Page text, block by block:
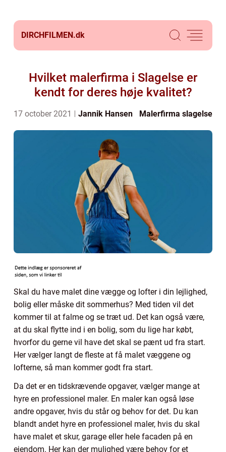
DIRCHFILMEN.dk
Hvilket malerfirma i Slagelse er
kendt for deres høje kvalitet?
17 october 2021 Jannik Hansen Malerfirma slagelse
Skal du have malet dine vægge og lofter i din lejlighed,
bolig eller måske dit sommerhus? Med tiden vil det
kommer til at falme og se træt ud. Det kan også være,
at du skal flytte ind i en bolig, som du lige har købt,
hvorfor du gerne vil have det skal se pænt ud fra start.
Her vælger langt de fleste at få malet væggene og
lofterne, så man kommer godt fra start.
Da det er en tidskrævende opgaver, vælger mange at
hyre en professionel maler. En maler kan også løse
andre opgaver, hvis du står og behov for det. Du kan
blandt andet hyre en professionel maler, hvis du skal
have malet et skur, garage eller hele facaden på en
ejendom. Her kan der mulighed være behov for et